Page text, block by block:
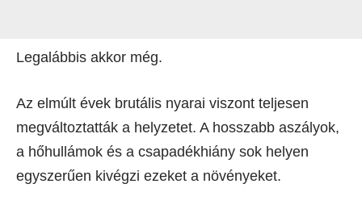
Legalábbis akkor még.
Az elmúlt évek brutális nyarai viszont teljesen
megváltoztatták a helyzetet. A hosszabb aszályok,
a hőhullámok és a csapadékhiány sok helyen
egyszerűen kivégzi ezeket a növényeket.